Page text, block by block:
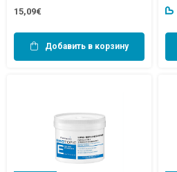
15,09€
Добавить в корзину